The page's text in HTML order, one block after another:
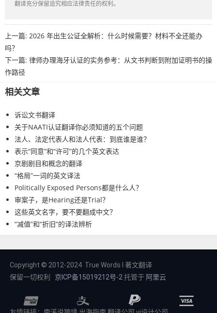
翻译充分保留追究相应法律责任的权利。
上一篇: 2026 年出生公证全解析：什么时候需要？材料不全还能办
吗？
下一篇: 律师办理海牙认证的实务参考：从文书判断到附加证明书的操
作路径
相关文章
诉讼文书翻译
关于NAATI认证翻译你必须知道的五个问题
法人、法定代表人和法人代表：到底谁是谁？
表示“同意”和“许可”的几个英文表达
京剧剧目和概念的翻译
“格局”一词的英文译法
Politically Exposed Persons都是什么人？
审案子，是Hearing还是Trial？
这些英文名字，要不要翻成中文？
“减值”和“折旧”的译法辨析
Copyright © 2012-2024 True Words I 著文翻译
保留一切权利
京ICP备15019212号-2 托管于 阿里云